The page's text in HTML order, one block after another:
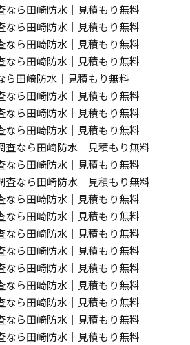
ら田崎防水｜見積もり無料
なら田崎防水｜見積もり無料
なら田崎防水｜見積もり無料
ら田崎防水｜見積もり無料
ら田崎防水｜見積もり無料
なら田崎防水｜見積もり無料
ら田崎防水｜見積もり無料
ら田崎防水｜見積もり無料
なら田崎防水｜見積もり無料
なら田崎防水｜見積もり無料
なら田崎防水｜見積もり無料
なら田崎防水｜見積もり無料
ら田崎防水｜見積もり無料
ら田崎防水｜見積もり無料
ら田崎防水｜見積もり無料
ら田崎防水｜見積もり無料
ら田崎防水｜見積もり無料
ら田崎防水｜見積もり無料
ら田崎防水｜見積もり無料
ら田崎防水｜見積もり無料